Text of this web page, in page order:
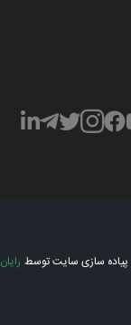
سازی سایت توسط رایان